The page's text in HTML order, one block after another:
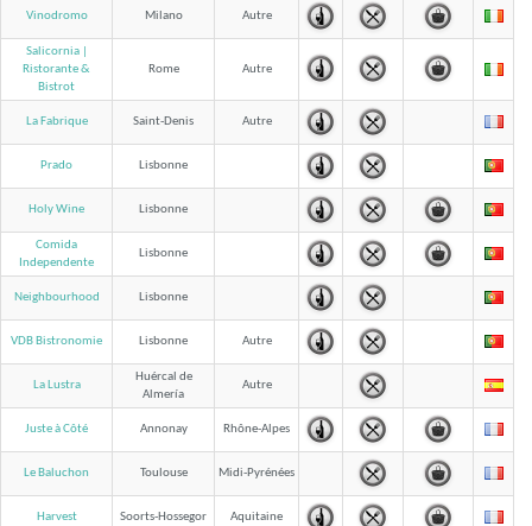
Vinodromo Milano Autre
Salicornia |
Ristorante &
Bistrot
Rome Autre
La Fabrique Saint-Denis Autre
Prado Lisbonne
Holy Wine Lisbonne
Comida
Independente
Lisbonne
Neighbourhood Lisbonne
VDB Bistronomie Lisbonne Autre
La Lustra
Huércal de
Almería
Autre
Juste à Côté Annonay Rhône-Alpes
Le Baluchon Toulouse Midi-Pyrénées
Harvest Soorts-Hossegor Aquitaine